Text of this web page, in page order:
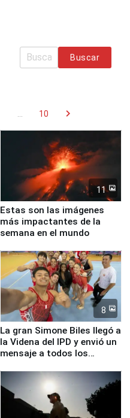
Buscar
10 chevron_right
11
Estas son las imágenes
más impactantes de la
semana en el mundo
8
La gran Simone Biles llegó a
la Videna del IPD y envió un
mensaje a todos los